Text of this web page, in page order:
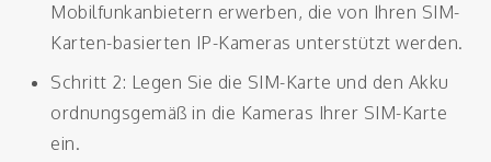
Mobilfunkanbietern erwerben, die von Ihren SIM-
Karten-basierten IP-Kameras unterstützt werden.
Schritt 2: Legen Sie die SIM-Karte und den Akku
ordnungsgemäß in die Kameras Ihrer SIM-Karte
ein.